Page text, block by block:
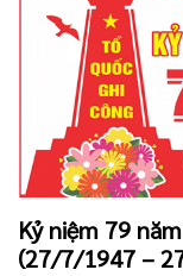
Kỷ niệm 79
(27/7/1947 –